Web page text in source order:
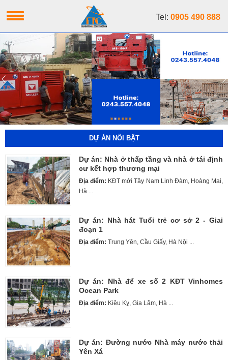
Tel: 0905 490 888
DỰ ÁN NỔI BẬT
Dự án: Nhà ở thấp tầng và nhà ở tái định
cư kết hợp thương mại
Địa điểm: KĐT mới Tây Nam Linh Đàm, Hoàng Mai,
Hà ...
Dự án: Nhà hát Tuổi trẻ cơ sở 2 - Giai
đoạn 1
Địa điểm: Trung Yên, Cầu Giấy, Hà Nội ...
Dự án: Nhà để xe số 2 KĐT Vinhomes
Ocean Park
Địa điểm: Kiêu Kỵ, Gia Lâm, Hà ...
Dự án: Đường nước Nhà máy nước thải
Yên Xá